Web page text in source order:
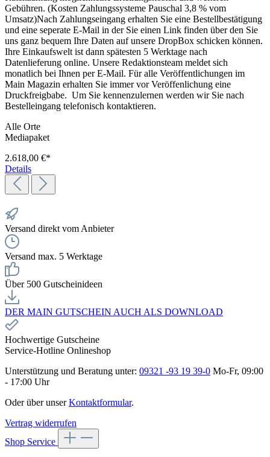
Gebühren. (Kosten Zahlungssysteme Pauschal 3,8 % vom
Umsatz)Nach Zahlungseingang erhalten Sie eine Bestellbestätigung
und eine seperate E-Mail in der Sie einen Link finden über den Sie
uns ganz bequem Ihre Daten auf unsere DropBox schicken können.
Ihre Einkaufswelt ist dann spätesten 5 Werktage nach
Datenlieferung online. Unsere Redaktionsteam meldet sich
monatlich bei Ihnen per E-Mail. Für alle Veröffentlichungen im
Main Magazin erhalten Sie immer vor Veröffenlichung eine
Druckfreigbabe. Um Sie kennenzulernen werden wir Sie nach
Bestelleingang telefonisch kontaktieren.
Alle Orte
Mediapaket
2.618,00 €*
Details
Versand direkt vom Anbieter
Versand max. 5 Werktage
Über 500 Gutscheinideen
DER MAIN GUTSCHEIN AUCH ALS DOWNLOAD
Hochwertige Gutscheine
Service-Hotline Onlineshop
Unterstützung und Beratung unter: 09321 -93 19 39-0 Mo-Fr, 09:00
- 17:00 Uhr
Oder über unserKontaktformular.
Vertrag widerrufen
Shop Service